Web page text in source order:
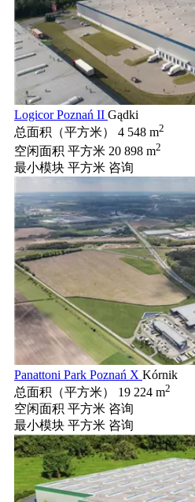
Logicor Poznań II Gądki
总面积（平方米）
4 548 m2
空闲面积 平方米 20 898 m2
最小模块 平方米 咨询
Panattoni Park Poznań X Kórnik
总面积（平方米）
19 224 m2
空闲面积 平方米 咨询
最小模块 平方米 咨询